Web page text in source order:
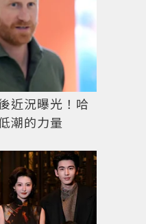
近況曝光！哈
潮的力量